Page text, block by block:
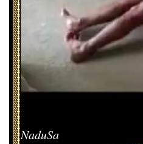
NaduSa